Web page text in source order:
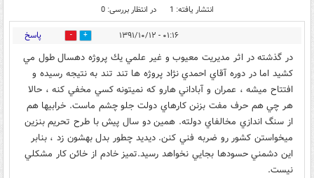
انتشار یافته: 1 در انتظار بررسی: 0
۰۱:۱۶ - ۱۳۹۱/۱۰/۱۲ 0 پاسخ
در گذشته در اثر مديريت معيوب و غير علمي يك پروژه دهسال طول مي
كشيد اما در دوره آقاي احمدي نژاد پروژه ها تند تند به نتيجه رسيده و
افتتاح ميشه ، عمران و آباداني هارو كه نميتونه كسي مخفي كنه ، حالا
هر چي هم حرف مفت بزنن كارهاي دولت جلو چشم ماست. خرابيها هم
از سنگ اندازي مخالفاي دولته. همين دو سال پيش با طرح تحريم بنزين
ميخواستن كشور رو ضربه فني كنن. ديديد چطور بدل بهشون زد ، بنابر
اين دشمني حسودها بجايي نخواهد رسيد.تميز خادم از خائن كار مشكلي
نيست.